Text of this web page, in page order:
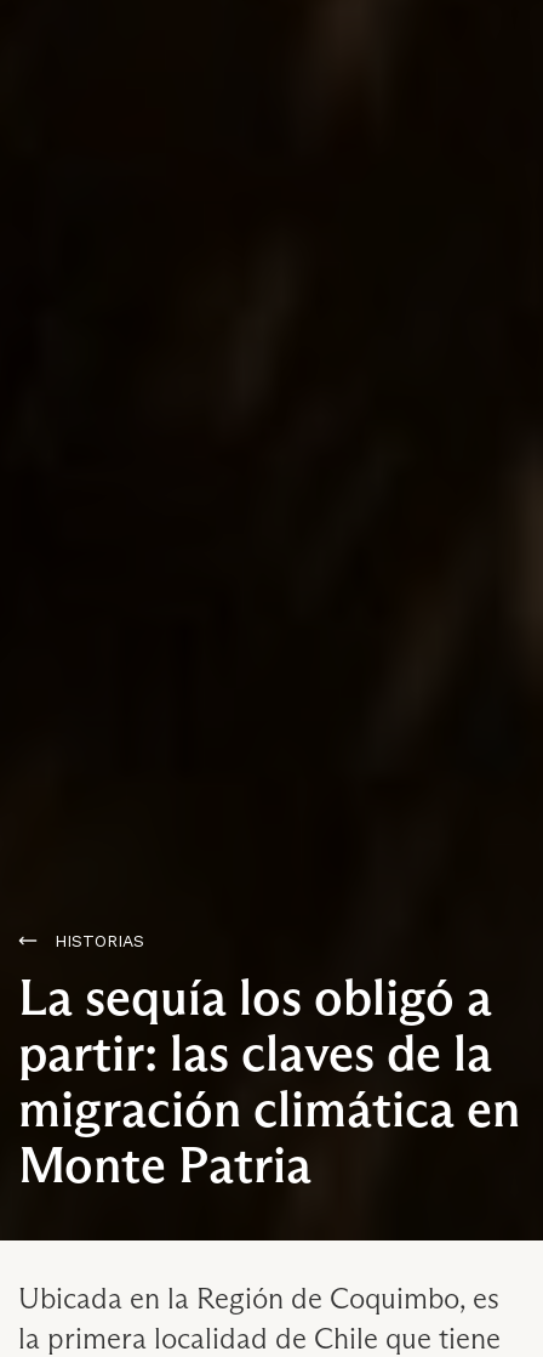
HISTORIAS
La sequía los obligó a
partir: las claves de la
migración climática en
Monte Patria
Ubicada en la Región de Coquimbo, es
la primera localidad de Chile que tiene